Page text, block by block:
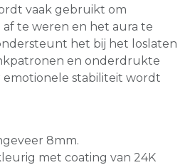
vaak gebruikt om
te weren en het aura te
het bij het loslaten
en onderdrukte
emotionele stabiliteit wordt
8mm.
met coating van 24K